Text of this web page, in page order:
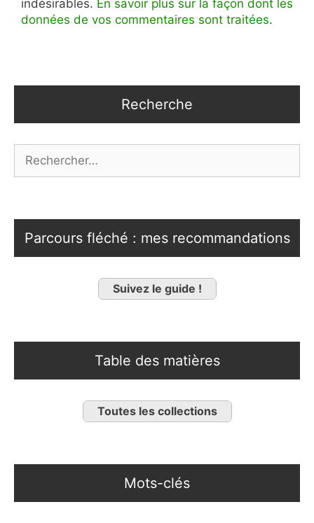
indésirables. En savoir plus sur la façon dont les
données de vos commentaires sont traitées.
Recherche
Parcours fléché : mes recommandations
Suivez le guide !
Table des matières
Toutes les collections
Mots-clés